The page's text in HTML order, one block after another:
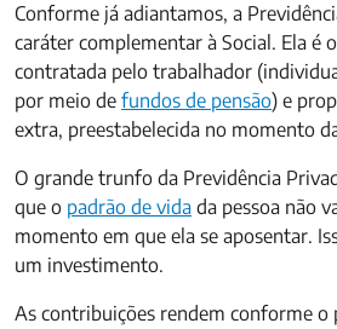
Conforme já adiantamos, a
caráter complementar à Social. Ela é
contratada pelo trabalhador
por meio de fundos de pensão) e
extra, preestabelecida no momento
O grande trunfo da Previdência
que o padrão de vida da pessoa não
momento em que ela se aposentar.
um investimento.
As contribuições rendem conforme o